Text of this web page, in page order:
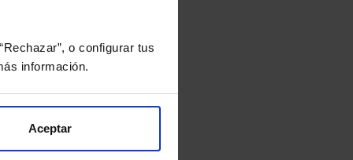
o configurar tus
información.
Aceptar